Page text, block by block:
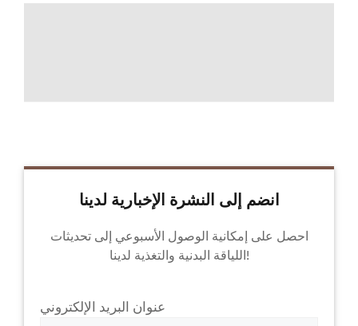
انضم إلى النشرة الإخبارية لدينا
احصل على إمكانية الوصول الأسبوعي إلى تحديثات
اللياقة البدنية والتغذية لدينا!
عنوان البريد الإلكتروني